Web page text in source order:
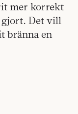
mer korrekt
gjort. Det vill
bränna en